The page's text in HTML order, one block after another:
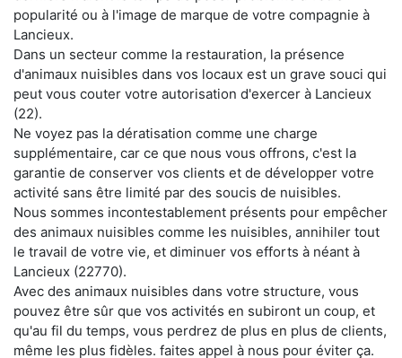
popularité ou à l'image de marque de votre compagnie à
Lancieux.
Dans un secteur comme la restauration, la présence
d'animaux nuisibles dans vos locaux est un grave souci qui
peut vous couter votre autorisation d'exercer à Lancieux
(22).
Ne voyez pas la dératisation comme une charge
supplémentaire, car ce que nous vous offrons, c'est la
garantie de conserver vos clients et de développer votre
activité sans être limité par des soucis de nuisibles.
Nous sommes incontestablement présents pour empêcher
des animaux nuisibles comme les nuisibles, annihiler tout
le travail de votre vie, et diminuer vos efforts à néant à
Lancieux (22770).
Avec des animaux nuisibles dans votre structure, vous
pouvez être sûr que vos activités en subiront un coup, et
qu'au fil du temps, vous perdrez de plus en plus de clients,
même les plus fidèles. faites appel à nous pour éviter ça.